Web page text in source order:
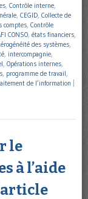
, Contrôle interne,
, CEGID, Collecte de
comptes, Contrôle
CONSO, états financiers,
des systèmes,
, intercompagnie,
, Opérations internes,
, programme de travail,
de l’information
le
à l’aide